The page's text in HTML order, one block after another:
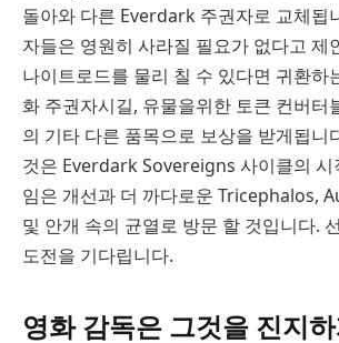
돌아와 다른 Everdark 주권자로 교체됩
자들은 영원히 사라질 필요가 없다고 제
나이트로드를 물리 칠 수 있다면 귀환하
화 주권자시길, 유물을위한 토큰 컨버터
의 기타 다른 품목으로 보상을 받게됩니
것은 Everdark Sovereigns 사이클의 시
임은 개선과 더 까다로운 Tricephalos,
및 안개 속의 균열로 방문 할 것입니다.
도전을 기다립니다.
영화 감독은 그것을 진지